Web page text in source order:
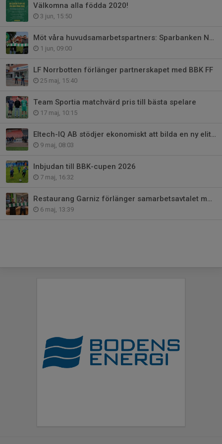
Välkomna alla födda 2020!
3 jun, 15:50
Möt våra huvudsamarbetspartners: Sparbanken Nord
1 jun, 09:00
LF Norrbotten förlänger partnerskapet med BBK FF
25 maj, 15:40
Team Sportia matchvärd pris till bästa spelare
17 maj, 10:15
Eltech-IQ AB stödjer ekonomiskt att bilda en ny elitförening
9 maj, 08:03
Inbjudan till BBK-cupen 2026
7 maj, 16:32
Restaurang Garniz förlänger samarbetsavtalet med BBK FF
6 maj, 13:39